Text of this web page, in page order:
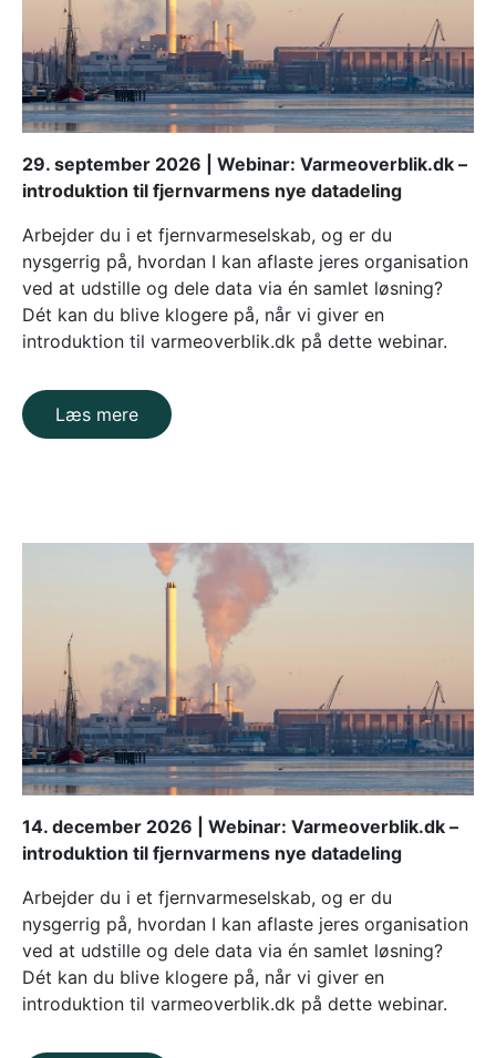
29. september 2026 | Webinar: Varmeoverblik.dk –
introduktion til fjernvarmens nye datadeling
Arbejder du i et fjernvarmeselskab, og er du
nysgerrig på, hvordan I kan aflaste jeres organisation
ved at udstille og dele data via én samlet løsning?
Dét kan du blive klogere på, når vi giver en
introduktion til varmeoverblik.dk på dette webinar.
Læs mere
14. december 2026 | Webinar: Varmeoverblik.dk –
introduktion til fjernvarmens nye datadeling
Arbejder du i et fjernvarmeselskab, og er du
nysgerrig på, hvordan I kan aflaste jeres organisation
ved at udstille og dele data via én samlet løsning?
Dét kan du blive klogere på, når vi giver en
introduktion til varmeoverblik.dk på dette webinar.